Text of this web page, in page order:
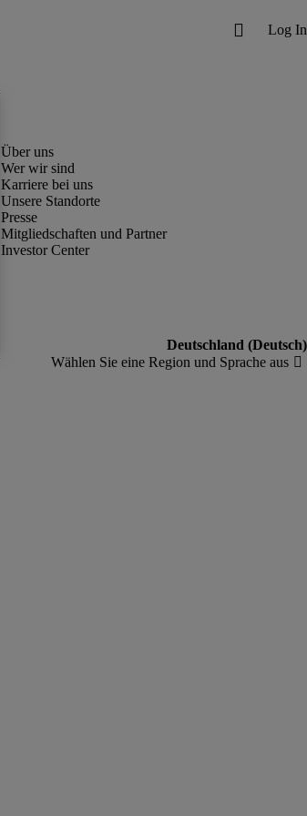
Wer wir sind
Karriere bei uns
Unsere Standorte
Presse
Mitgliedschaften und Partner
Investor Center